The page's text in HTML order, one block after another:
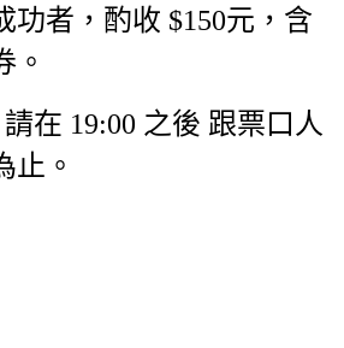
功者，酌收 $150元，含
。
在 19:00 之後 跟票口人
止。